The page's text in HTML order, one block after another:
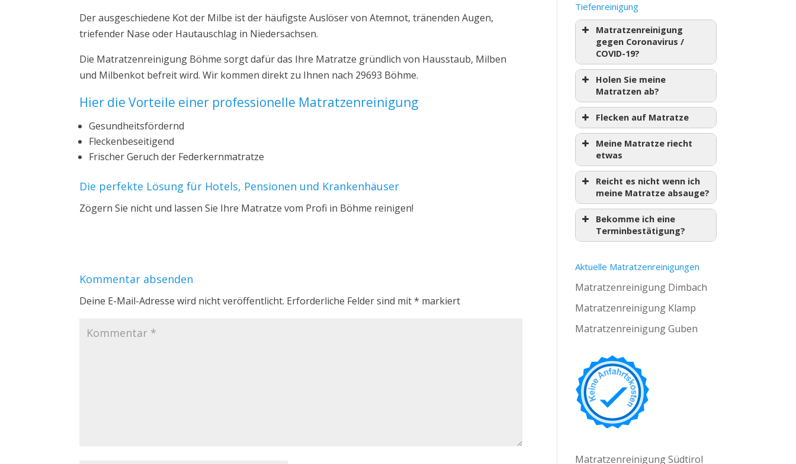
Der ausgeschiedene Kot der Milbe ist der häufigste Auslöser von Atemnot, tränenden Augen,
triefender Nase oder Hautauschlag in Niedersachsen.
Die Matratzenreinigung Böhme sorgt dafür das Ihre Matratze gründlich von Hausstaub, Milben
und Milbenkot befreit wird. Wir kommen direkt zu Ihnen nach 29693 Böhme.
Hier die Vorteile einer professionelle Matratzenreinigung
Gesundheitsfördernd
Fleckenbeseitigend
Frischer Geruch der Federkernmatratze
Die perfekte Lösung für Hotels, Pensionen und Krankenhäuser
Zögern Sie nicht und lassen Sie Ihre Matratze vom Profi in Böhme reinigen!
Kommentar absenden
Deine E-Mail-Adresse wird nicht veröffentlicht. Erforderliche Felder sind mit* markiert
Tiefenreinigung
Matratzenreinigung
gegen Coronavirus /
COVID-19?
Holen Sie meine
Matratzen ab?
Flecken auf Matratze
Meine Matratze riecht
etwas
Reicht es nicht wenn ich
meine Matratze absauge?
Bekomme ich eine
Terminbestätigung?
Aktuelle Matratzenreinigungen
Matratzenreinigung Dimbach
Matratzenreinigung Klamp
Matratzenreinigung Guben
Matratzenreinigung Südtirol